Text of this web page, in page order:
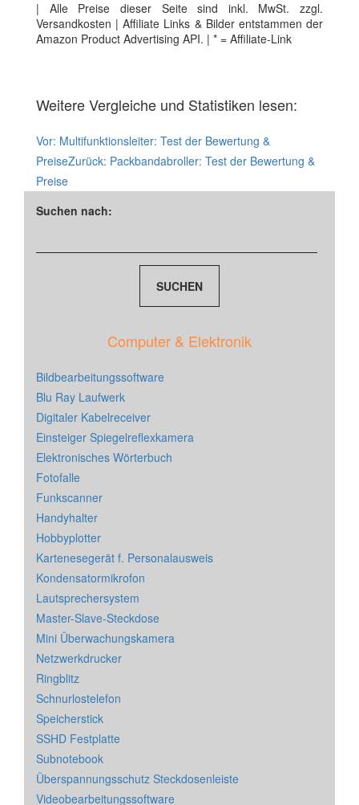
| Alle Preise dieser Seite sind inkl. MwSt. zzgl.
Versandkosten | Affiliate Links & Bilder entstammen der
Amazon Product Advertising API. | * = Affiliate-Link
Weitere Vergleiche und Statistiken lesen:
Vor: Multifunktionsleiter: Test der Bewertung &
PreiseZurück: Packbandabroller: Test der Bewertung &
Preise
Suchen nach:
Computer & Elektronik
Bildbearbeitungssoftware
Blu Ray Laufwerk
Digitaler Kabelreceiver
Einsteiger Spiegelreflexkamera
Elektronisches Wörterbuch
Fotofalle
Funkscanner
Handyhalter
Hobbyplotter
Kartenesegerät f. Personalausweis
Kondensatormikrofon
Lautsprechersystem
Master-Slave-Steckdose
Mini Überwachungskamera
Netzwerkdrucker
Ringblitz
Schnurlostelefon
Speicherstick
SSHD Festplatte
Subnotebook
Überspannungsschutz Steckdosenleiste
Videobearbeitungssoftware